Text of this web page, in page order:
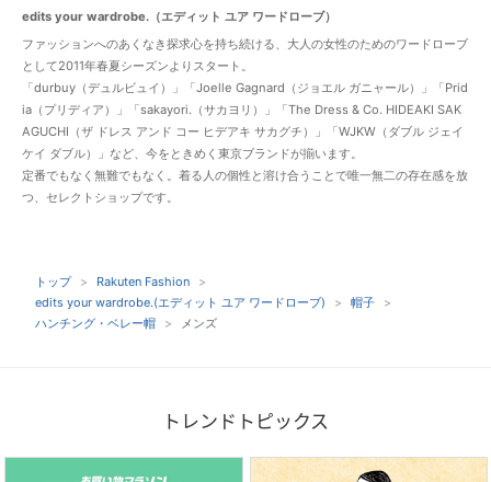
edits your wardrobe.（エディット ユア ワードローブ）
ファッションへのあくなき探求心を持ち続ける、大人の女性のためのワードローブ
として2011年春夏シーズンよりスタート。
「durbuy（デュルビュイ）」「Joelle Gagnard（ジョエル ガニャール）」「Prid
ia（プリディア）」「sakayori.（サカヨリ）」「The Dress & Co. HIDEAKI SAK
AGUCHI（ザ ドレス アンド コー ヒデアキ サカグチ）」「WJKW（ダブル ジェイ
ケイ ダブル）」など、今をときめく東京ブランドが揃います。
定番でもなく無難でもなく。着る人の個性と溶け合うことで唯一無二の存在感を放
つ、セレクトショップです。
トップ
Rakuten Fashion
edits your wardrobe.(エディット ユア ワードローブ)
帽子
ハンチング・ベレー帽
メンズ
トレンドトピックス